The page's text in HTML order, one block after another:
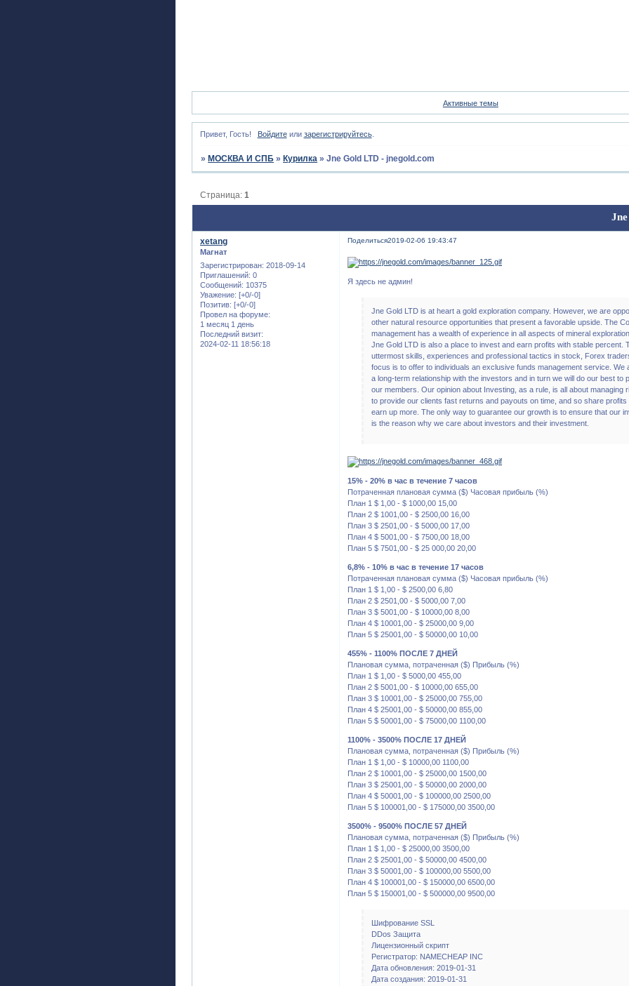
Активные темы
Привет, Гость! Войдитеили зарегистрируйтесь.
» МОСКВА И СПБ » Курилка »Jne Gold LTD - jnegold.com
Страница:1
Поделиться2019-02-06 19:43:47
xetang
Магнат
Зарегистрирован: 2018-09-14
Приглашений: 0
Сообщений: 10375
Уважение: [+0/-0]
Позитив: [+0/-0]
Провел на форуме:
1 месяц 1 день
Последний визит:
2024-02-11 18:56:18
Я здесь не админ!
Jne Gold LTD is at heart a gold exploration company. However, we are
other natural resource opportunities that present a favorable upside. The
management has a wealth of experience in all aspects of mineral
Jne Gold LTD is also a place to invest and earn profits with stable percent.
uttermost skills, experiences and professional tactics in stock, Forex
focus is to offer to individuals an exclusive funds management service. We
a long-term relationship with the investors and in turn we will do our best to
our members. Our opinion about Investing, as a rule, is all about managing
to provide our clients fast returns and payouts on time, and so share
earn up more. The only way to guarantee our growth is to ensure that our
is the reason why we care about investors and their investment.
15% - 20% в час в течение 7 часов
Потраченная плановая сумма ($) Часовая прибыль (%)
План 1 $ 1,00 - $ 1000,00 15,00
План 2 $ 1001,00 - $ 2500,00 16,00
План 3 $ 2501,00 - $ 5000,00 17,00
План 4 $ 5001,00 - $ 7500,00 18,00
План 5 $ 7501,00 - $ 25 000,00 20,00
6,8% - 10% в час в течение 17 часов
Потраченная плановая сумма ($) Часовая прибыль (%)
План 1 $ 1,00 - $ 2500,00 6,80
План 2 $ 2501,00 - $ 5000,00 7,00
План 3 $ 5001,00 - $ 10000,00 8,00
План 4 $ 10001,00 - $ 25000,00 9,00
План 5 $ 25001,00 - $ 50000,00 10,00
455% - 1100% ПОСЛЕ 7 ДНЕЙ
Плановая сумма, потраченная ($) Прибыль (%)
План 1 $ 1,00 - $ 5000,00 455,00
План 2 $ 5001,00 - $ 10000,00 655,00
План 3 $ 10001,00 - $ 25000,00 755,00
План 4 $ 25001,00 - $ 50000,00 855,00
План 5 $ 50001,00 - $ 75000,00 1100,00
1100% - 3500% ПОСЛЕ 17 ДНЕЙ
Плановая сумма, потраченная ($) Прибыль (%)
План 1 $ 1,00 - $ 10000,00 1100,00
План 2 $ 10001,00 - $ 25000,00 1500,00
План 3 $ 25001,00 - $ 50000,00 2000,00
План 4 $ 50001,00 - $ 100000,00 2500,00
План 5 $ 100001,00 - $ 175000,00 3500,00
3500% - 9500% ПОСЛЕ 57 ДНЕЙ
Плановая сумма, потраченная ($) Прибыль (%)
План 1 $ 1,00 - $ 25000,00 3500,00
План 2 $ 25001,00 - $ 50000,00 4500,00
План 3 $ 50001,00 - $ 100000,00 5500,00
План 4 $ 100001,00 - $ 150000,00 6500,00
План 5 $ 150001,00 - $ 500000,00 9500,00
Шифрование SSL
DDos Защита
Лицензионный скрипт
Регистратор: NAMECHEAP INC
Дата обновления: 2019-01-31
Дата создания: 2019-01-31